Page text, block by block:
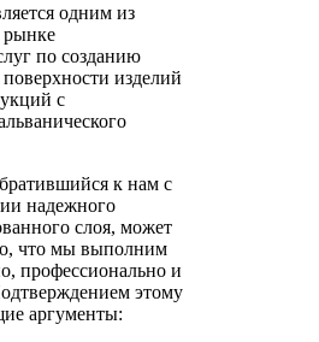
одним из
по созданию
изделий
с
к нам с
надежного
слоя, может
что мы выполним
профессионально и
этому
аргументы: